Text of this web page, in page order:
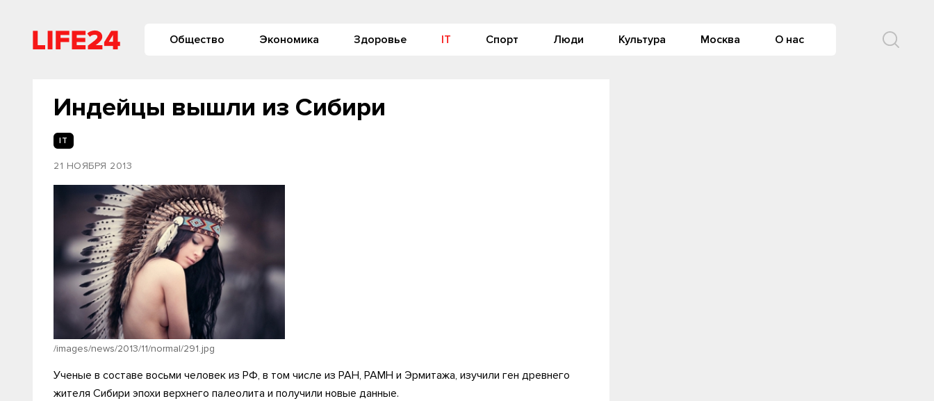
Общество Экономика Здоровье IT Спорт Люди Культура Москва О нас
Индейцы вышли из Сибири
IT
21 НОЯБРЯ 2013
/images/news/2013/11/normal/291.jpg
Ученые в составе восьми человек из РФ, в том числе из РАН, РАМН и Эрмитажа, изучили ген древнего
жителя Сибири эпохи верхнего палеолита и получили новые данные.